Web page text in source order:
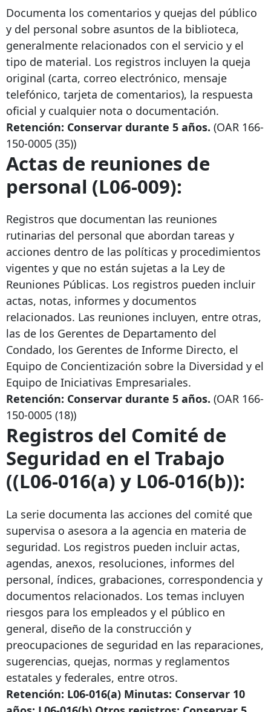
Documenta los comentarios y quejas del público
y del personal sobre asuntos de la biblioteca,
generalmente relacionados con el servicio y el
tipo de material. Los registros incluyen la queja
original (carta, correo electrónico, mensaje
telefónico, tarjeta de comentarios), la respuesta
oficial y cualquier nota o documentación.
Retención: Conservar durante 5 años. (OAR 166-
150-0005 (35))
Actas de reuniones de
personal (L06-009):
Registros que documentan las reuniones
rutinarias del personal que abordan tareas y
acciones dentro de las políticas y procedimientos
vigentes y que no están sujetas a la Ley de
Reuniones Públicas. Los registros pueden incluir
actas, notas, informes y documentos
relacionados. Las reuniones incluyen, entre otras,
las de los Gerentes de Departamento del
Condado, los Gerentes de Informe Directo, el
Equipo de Concientización sobre la Diversidad y el
Equipo de Iniciativas Empresariales.
Retención: Conservar durante 5 años. (OAR 166-
150-0005 (18))
Registros del Comité de
Seguridad en el Trabajo
((L06-016(a) y L06-016(b)):
La serie documenta las acciones del comité que
supervisa o asesora a la agencia en materia de
seguridad. Los registros pueden incluir actas,
agendas, anexos, resoluciones, informes del
personal, índices, grabaciones, correspondencia y
documentos relacionados. Los temas incluyen
riesgos para los empleados y el público en
general, diseño de la construcción y
preocupaciones de seguridad en las reparaciones,
sugerencias, quejas, normas y reglamentos
estatales y federales, entre otros.
Retención: L06-016(a) Minutas: Conservar 10